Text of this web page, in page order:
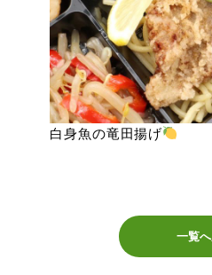
白身魚の竜田揚げ
一覧